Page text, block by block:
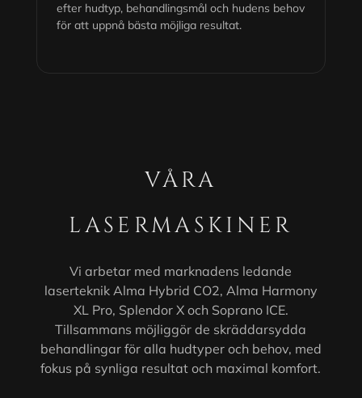
efter hudtyp, behandlingsmål och hudens behov
för att uppnå bästa möjliga resultat.
VÅRA
LASERMASKINER
Vi arbetar med marknadens ledande
laserteknik Alma Hybrid CO2, Alma Harmony
XL Pro, Splendor X och Soprano ICE.
Tillsammans möjliggör de skräddarsydda
behandlingar för alla hudtyper och behov, med
fokus på synliga resultat och maximal komfort.